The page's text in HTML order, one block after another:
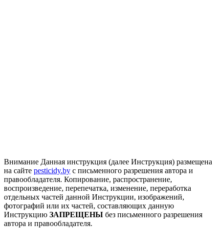
Внимание Данная инструкция (далее Инструкция) размещена
на сайте pesticidy.by с письменного разрешения автора и
правообладателя. Копирование, распространение,
воспроизведение, перепечатка, изменение, переработка
отдельных частей данной Инструкции, изображений,
фотографий или их частей, составляющих данную
Инструкцию ЗАПРЕЩЕНЫ без письменного разрешения
автора и правообладателя.